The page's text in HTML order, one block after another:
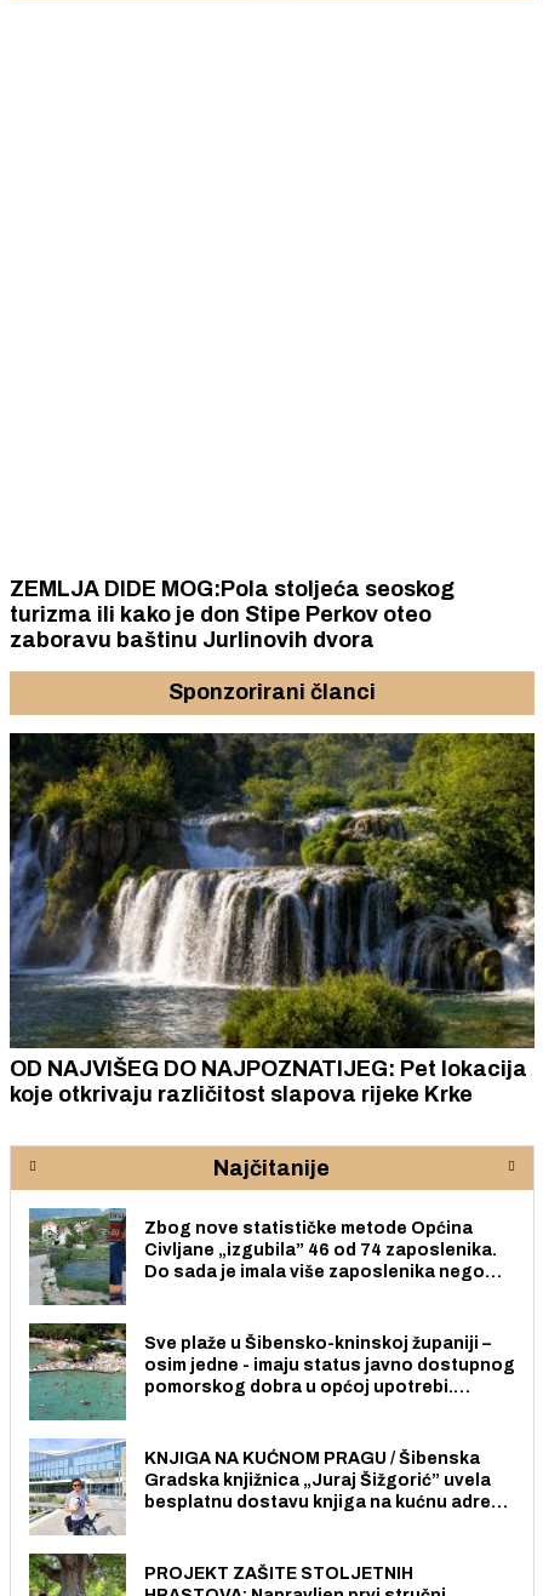
ZEMLJA DIDE MOG:Pola stoljeća seoskog
turizma ili kako je don Stipe Perkov oteo
zaboravu baštinu Jurlinovih dvora
Sponzorirani članci
OD NAJVIŠEG DO NAJPOZNATIJEG: Pet lokacija
koje otkrivaju različitost slapova rijeke Krke
Najčitanije
Zbog nove statističke metode Općina
Civljane „izgubila” 46 od 74 zaposlenika.
Do sada je imala više zaposlenika nego
Sve plaže u Šibensko-kninskoj županiji –
osim jedne - imaju status javno dostupnog
pomorskog dobra u općoj upotrebi.
KNJIGA NA KUĆNOM PRAGU / Šibenska
Gradska knjižnica „Juraj Šižgorić” uvela
besplatnu dostavu knjiga na kućnu adresu
PROJEKT ZAŠITE STOLJETNIH